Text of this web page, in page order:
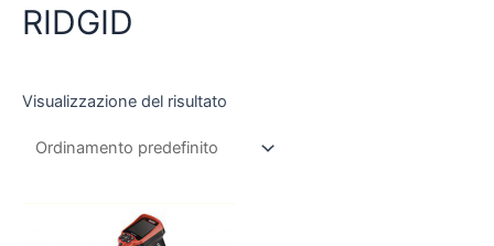
RIDGID
Visualizzazione del risultato